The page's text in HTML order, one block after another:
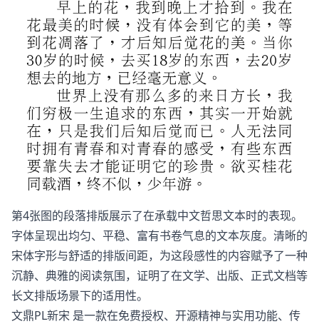
第4张图的段落排版展示了在承载中文哲思文本时的表现。
字体呈现出均匀、平稳、富有书卷气息的文本灰度。清晰的
宋体字形与舒适的排版间距，为这段感性的内容赋予了一种
沉静、典雅的阅读氛围，证明了在文学、出版、正式文档等
长文排版场景下的适用性。
文鼎PL新宋 是一款在免费授权、开源精神与实用功能、传